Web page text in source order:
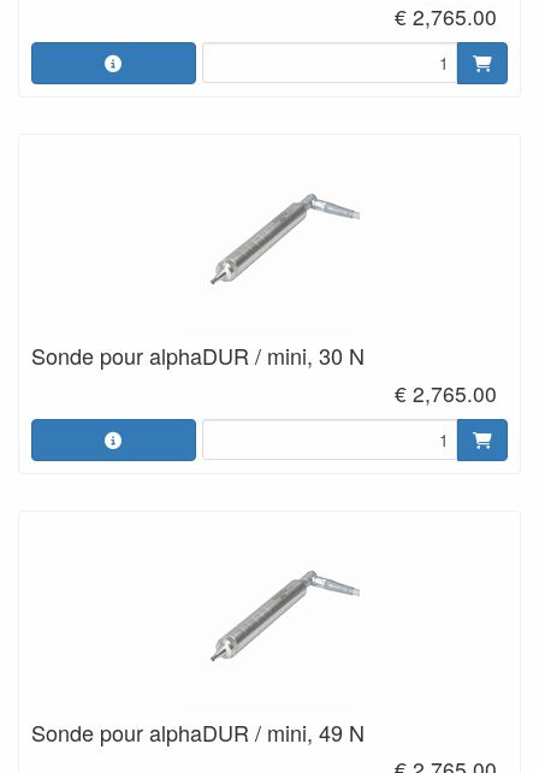
€ 2,765.00
Sonde pour alphaDUR / mini, 30 N
€ 2,765.00
Sonde pour alphaDUR / mini, 49 N